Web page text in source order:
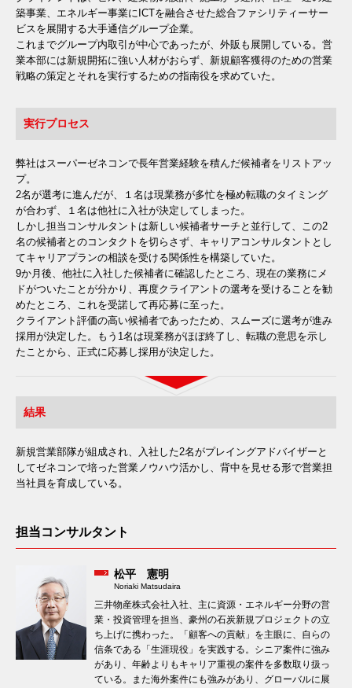
築事業、エネルギー事業にICTを融合させた総合ファシリティーサー
ビスを展開する大手通信グループ企業。
これまでグループ内取引が中心であったが、外販も展開している。営
業本部には新規開拓に強い人材がおらず、新規顧客獲得のための営業
戦略の策定とそれを実行するための指南役を求めていた。
実行プロセス
弊社はスーパーゼネコンで長年営業経験を積んだ候補者をリストアッ
プ。
2名が選考に進んだが、１名は現業務が多忙を極め転職のタイミング
が合わず、１名は他社に入社が決定してしまった。
しかし担当コンサルタントは新しい候補者サーチと並行して、この2
名の候補者とのコンタクトを切らさず、キャリアコンサルタントとし
てキャリアプランの相談を受ける関係性を構築していた。
9か月後、他社に入社した候補者に確認したところ、現在の業務にメ
ドがついたことが分かり、再度クライアントの選考を受けることを勧
めたところ、これを受諾して再応募に至った。
クライアント評価の高い候補者であったため、スムーズに選考が進み
採用が決定した。もう1名は現業務がほぼ終了し、転職の意思を示し
たことから、正式に応募し採用が決定した。
結果
新規営業部隊が組成され、入社した2名がプレイングアドバイザーと
してゼネコンで培った営業ノウハウ活かし、背中を見せる形で営業担
当社員を育成している。
担当コンサルタント
松平 憲明
Noriaki Matsudaira
三井物産株式会社入社、主に資源・エネルギー分野の営
業・投資管理を担当、豪州の石炭新規プロジェクトの立
ち上げに携わった。「顧客への貢献」を主眼に、自らの
信条である「生涯現役」を実践する。シニア案件に強み
があり、年齢よりもキャリア重視の案件を多数取り扱っ
ている。また海外案件にも強みがあり、グローバルに展